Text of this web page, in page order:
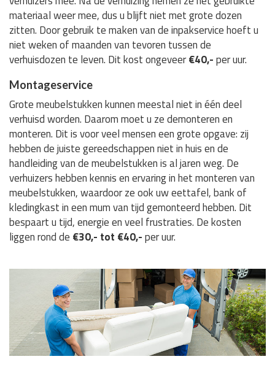
materiaal weer mee, dus u blijft niet met grote dozen
zitten. Door gebruik te maken van de inpakservice hoeft u
niet weken of maanden van tevoren tussen de
verhuisdozen te leven. Dit kost ongeveer€40,-per uur.
Montageservice
Grote meubelstukken kunnen meestal niet in één deel
verhuisd worden. Daarom moet u ze demonteren en
monteren. Dit is voor veel mensen een grote opgave: zij
hebben de juiste gereedschappen niet in huis en de
handleiding van de meubelstukken is al jaren weg. De
verhuizers hebben kennis en ervaring in het monteren van
meubelstukken, waardoor ze ook uw eettafel, bank of
kledingkast in een mum van tijd gemonteerd hebben. Dit
bespaart u tijd, energie en veel frustraties. De kosten
liggen rond de €30,- tot €40,-per uur.